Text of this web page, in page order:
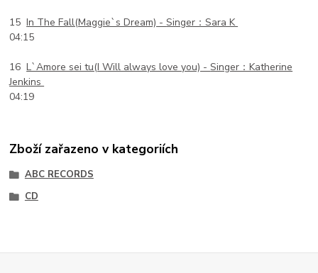
15In The Fall(Maggie`s Dream) -Singer：Sara K
04:15
16L`Amore sei tu(I Will always love you) -Singer：Katherine
Jenkins
04:19
Zboží zařazeno v kategoriích
ABC RECORDS
CD